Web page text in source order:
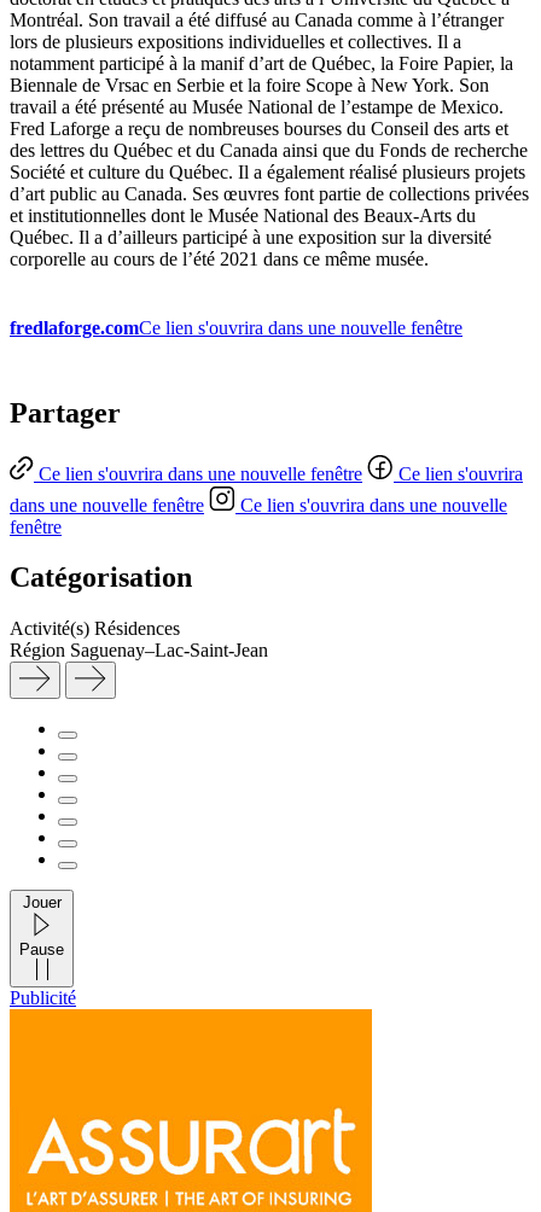
Montréal. Son travail a été diffusé au Canada comme à l’étranger
lors de plusieurs expositions individuelles et collectives. Il a
notamment participé à la manif d’art de Québec, la Foire Papier, la
Biennale de Vrsac en Serbie et la foire Scope à New York. Son
travail a été présenté au Musée National de l’estampe de Mexico.
Fred Laforge a reçu de nombreuses bourses du Conseil des arts et
des lettres du Québec et du Canada ainsi que du Fonds de recherche
Société et culture du Québec. Il a également réalisé plusieurs projets
d’art public au Canada. Ses œuvres font partie de collections privées
et institutionnelles dont le Musée National des Beaux-Arts du
Québec. Il a d’ailleurs participé à une exposition sur la diversité
corporelle au cours de l’été 2021 dans ce même musée.
fredlaforge.comCe lien s'ouvrira dans une nouvelle fenêtre
Partager
Ce lien s'ouvrira dans une nouvelle fenêtre
Ce lien s'ouvrira
dans une nouvelle fenêtre
Ce lien s'ouvrira dans une nouvelle
fenêtre
Catégorisation
Activité(s) Résidences
Région Saguenay–Lac-Saint-Jean
Jouer
Pause
Publicité